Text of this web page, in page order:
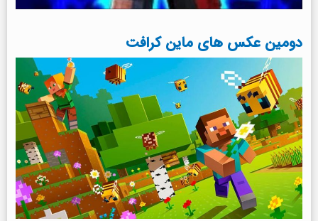
دومین عکس های ماین کرافت